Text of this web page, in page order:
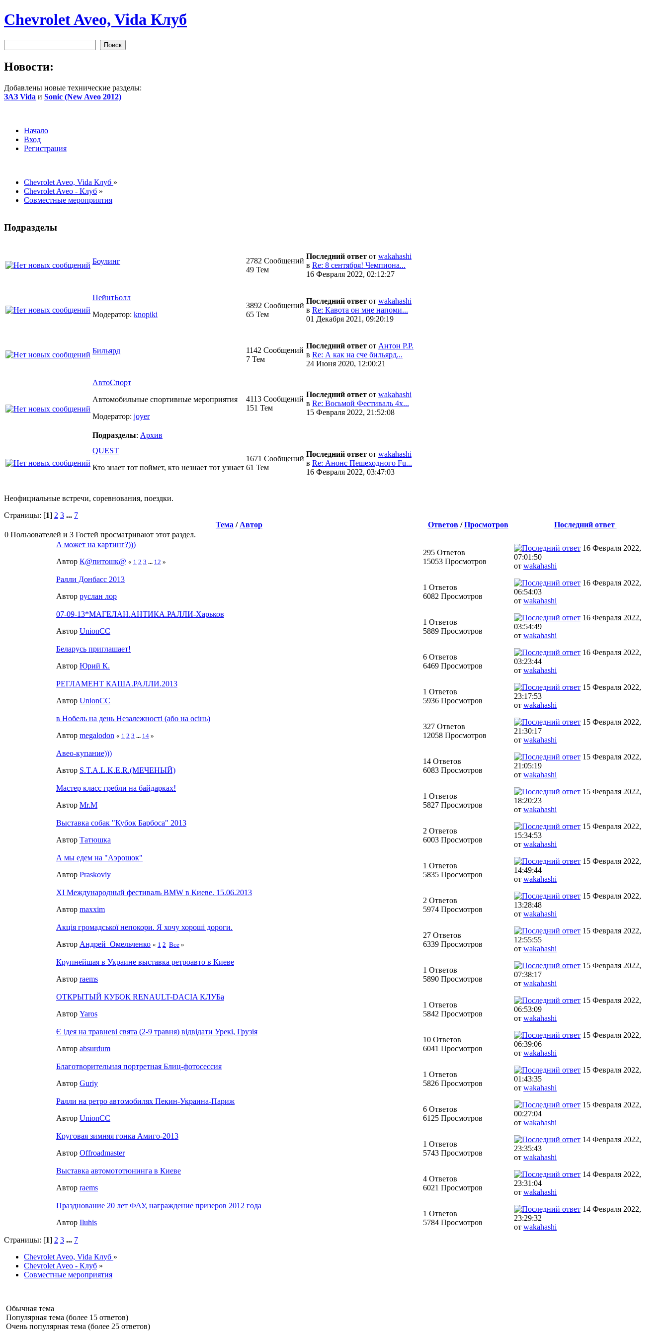
Chevrolet Aveo, Vida Клуб
Новости:
Добавлены новые технические разделы:
ЗАЗ Vida и Sonic (New Aveo 2012)
Начало
Вход
Регистрация
Chevrolet Aveo, Vida Клуб »
Chevrolet Aveo - Клуб »
Совместные мероприятия
Подразделы
Боулинг
2782 Сообщений
49 Тем
Последний ответ от wakahashi
в Re: 8 сентября! Чемпиона...
16 Февраля 2022, 02:12:27
ПейнтБолл
Модератор: knopiki
3892 Сообщений
65 Тем
Последний ответ от wakahashi
в Re: Кавота он мне напоми...
01 Декабря 2021, 09:20:19
Бильярд
1142 Сообщений
7 Тем
Последний ответ от Антон Р.Р.
в Re: А как на сче бильярд...
24 Июня 2020, 12:00:21
АвтоСпорт
Автомобильные спортивные мероприятия
Модератор: joyer
4113 Сообщений
151 Тем
Последний ответ от wakahashi
в Re: Восьмой Фестиваль 4х...
15 Февраля 2022, 21:52:08
Подразделы: Архив
QUEST
Кто знает тот поймет, кто незнает тот узнает
1671 Сообщений
61 Тем
Последний ответ от wakahashi
в Re: Анонс Пешеходного Fu...
16 Февраля 2022, 03:47:03
Неофициальные встречи, соревнования, поездки.
Страницы: [1] 2 3 ... 7
Тема / Автор Ответов/Просмотров
Последний ответ
0 Пользователей и 3 Гостей просматривают этот раздел.
А может на картинг?)))
Автор К@питошк@ « 1 2 3 ... 12 »
295 Ответов
15053 Просмотров
16 Февраля 2022,
07:01:50
от wakahashi
Ралли Донбасс 2013
Автор руслан лор
1 Ответов
6082 Просмотров
16 Февраля 2022,
06:54:03
от wakahashi
07-09-13*МАГЕЛАН.АНТИКА.РАЛЛИ-Харьков
Автор UnionCC
1 Ответов
5889 Просмотров
16 Февраля 2022,
03:54:49
от wakahashi
Беларусь приглашает!
Автор Юрий К.
6 Ответов
6469 Просмотров
16 Февраля 2022,
03:23:44
от wakahashi
РЕГЛАМЕНТ КАША.РАЛЛИ.2013
Автор UnionCC
1 Ответов
5936 Просмотров
15 Февраля 2022,
23:17:53
от wakahashi
в Нобель на день Незалежності (або на осінь)
Автор megalodon « 1 2 3 ... 14 »
327 Ответов
12058 Просмотров
15 Февраля 2022,
21:30:17
от wakahashi
Авео-купание)))
Автор S.T.A.L.K.E.R.(МЕЧЕНЫЙ)
14 Ответов
6083 Просмотров
15 Февраля 2022,
21:05:19
от wakahashi
Мастер класс гребли на байдарках!
Автор Mr.M
1 Ответов
5827 Просмотров
15 Февраля 2022,
18:20:23
от wakahashi
Выставка собак "Кубок Барбоса" 2013
Автор Татюшка
2 Ответов
6003 Просмотров
15 Февраля 2022,
15:34:53
от wakahashi
А мы едем на "Аэрошок"
Автор Praskoviy
1 Ответов
5835 Просмотров
15 Февраля 2022,
14:49:44
от wakahashi
ХI Международный фестиваль BMW в Киеве. 15.06.2013
Автор maxxim
2 Ответов
5974 Просмотров
15 Февраля 2022,
13:28:48
от wakahashi
Акція громадської непокори. Я хочу хороші дороги.
Автор Андрей_Омельченко « 1 2 Все »
27 Ответов
6339 Просмотров
15 Февраля 2022,
12:55:55
от wakahashi
Крупнейшая в Украине выставка ретроавто в Киеве
Автор raems
1 Ответов
5890 Просмотров
15 Февраля 2022,
07:38:17
от wakahashi
ОТКРЫТЫЙ КУБОК RENAULT-DACIA КЛУБа
Автор Yaros
1 Ответов
5842 Просмотров
15 Февраля 2022,
06:53:09
от wakahashi
Є ідея на травневі свята (2-9 травня) відвідати Урекі, Грузія
Автор absurdum
10 Ответов
6041 Просмотров
15 Февраля 2022,
06:39:06
от wakahashi
Благотворительная портретная Блиц-фотосессия
Автор Guriy
1 Ответов
5826 Просмотров
15 Февраля 2022,
01:43:35
от wakahashi
Ралли на ретро автомобилях Пекин-Украина-Париж
Автор UnionCC
6 Ответов
6125 Просмотров
15 Февраля 2022,
00:27:04
от wakahashi
Круговая зимняя гонка Амиго-2013
Автор Offroadmaster
1 Ответов
5743 Просмотров
14 Февраля 2022,
23:35:43
от wakahashi
Выставка автомототюнинга в Киеве
Автор raems
4 Ответов
6021 Просмотров
14 Февраля 2022,
23:31:04
от wakahashi
Празднование 20 лет ФАУ, награждение призеров 2012 года
Автор Iluhis
1 Ответов
5784 Просмотров
14 Февраля 2022,
23:29:32
от wakahashi
Страницы: [1] 2 3 ... 7
Chevrolet Aveo, Vida Клуб »
Chevrolet Aveo - Клуб »
Совместные мероприятия
Обычная тема
Популярная тема (более 15 ответов)
Очень популярная тема (более 25 ответов)